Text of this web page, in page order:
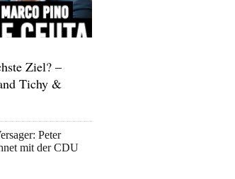
Ziel? –
Tichy &
Peter
mit der CDU